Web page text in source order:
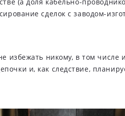
сделок с заводом-
никому, в том числе
и, как следствие,